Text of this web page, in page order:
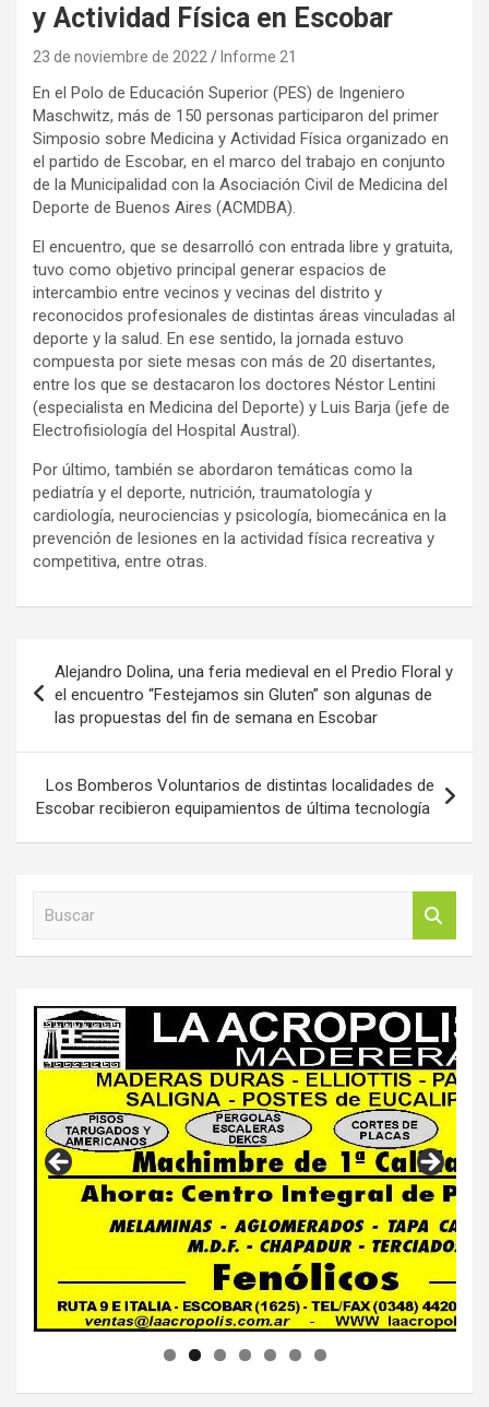
y Actividad Física en Escobar
23 de noviembre de 2022 Informe 21
En el Polo de Educación Superior (PES) de Ingeniero
Maschwitz, más de 150 personas participaron del primer
Simposio sobre Medicina y Actividad Física organizado en
el partido de Escobar, en el marco del trabajo en conjunto
de la Municipalidad con la Asociación Civil de Medicina del
Deporte de Buenos Aires (ACMDBA).
El encuentro, que se desarrolló con entrada libre y gratuita,
tuvo como objetivo principal generar espacios de
intercambio entre vecinos y vecinas del distrito y
reconocidos profesionales de distintas áreas vinculadas al
deporte y la salud. En ese sentido, la jornada estuvo
compuesta por siete mesas con más de 20 disertantes,
entre los que se destacaron los doctores Néstor Lentini
(especialista en Medicina del Deporte) y Luis Barja (jefe de
Electrofisiología del Hospital Austral).
Por último, también se abordaron temáticas como la
pediatría y el deporte, nutrición, traumatología y
cardiología, neurociencias y psicología, biomecánica en la
prevención de lesiones en la actividad física recreativa y
competitiva, entre otras.
de
entradas
Alejandro Dolina, una feria medieval en el Predio Floral y
el encuentro “Festejamos sin Gluten” son algunas de
las propuestas del fin de semana en Escobar
Los Bomberos Voluntarios de distintas localidades de
Escobar recibieron equipamientos de última tecnología
r